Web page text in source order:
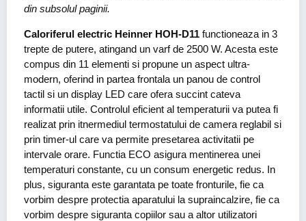
din subsolul paginii.
Caloriferul electric Heinner HOH-D11 functioneaza in 3
trepte de putere, atingand un varf de 2500 W. Acesta este
compus din 11 elementi si propune un aspect ultra-
modern, oferind in partea frontala un panou de control
tactil si un display LED care ofera succint cateva
informatii utile. Controlul eficient al temperaturii va putea fi
realizat prin itnermediul termostatului de camera reglabil si
prin timer-ul care va permite presetarea activitatii pe
intervale orare. Functia ECO asigura mentinerea unei
temperaturi constante, cu un consum energetic redus. In
plus, siguranta este garantata pe toate fronturile, fie ca
vorbim despre protectia aparatului la supraincalzire, fie ca
vorbim despre siguranta copiilor sau a altor utilizatori